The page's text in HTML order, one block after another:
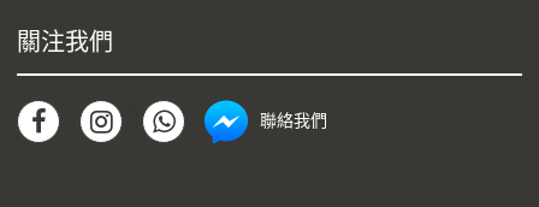
關注我們
聯絡我們